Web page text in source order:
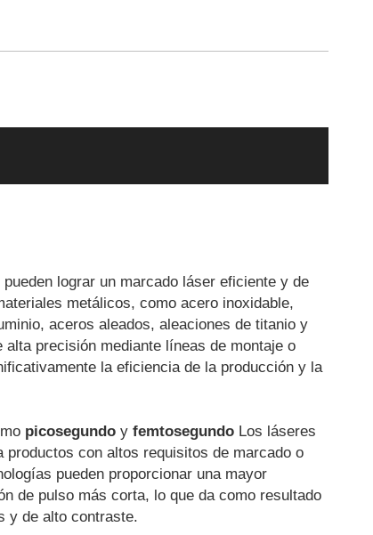
lograr un marcado láser eficiente y de
metálicos, como acero inoxidable,
aceros aleados, aleaciones de titanio y
precisión mediante líneas de montaje o
la eficiencia de la producción y la
picosegundo y femtosegundo Los láseres
productos con altos requisitos de marcado o
pueden proporcionar una mayor
de pulso más corta, lo que da como resultado
y de alto contraste.